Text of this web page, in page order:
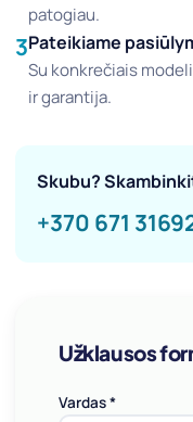
patogiau.
3Pateikiame
Su konkrečiais
ir garantija.
Skubu?
+370 671
Užklausos
Vardas *